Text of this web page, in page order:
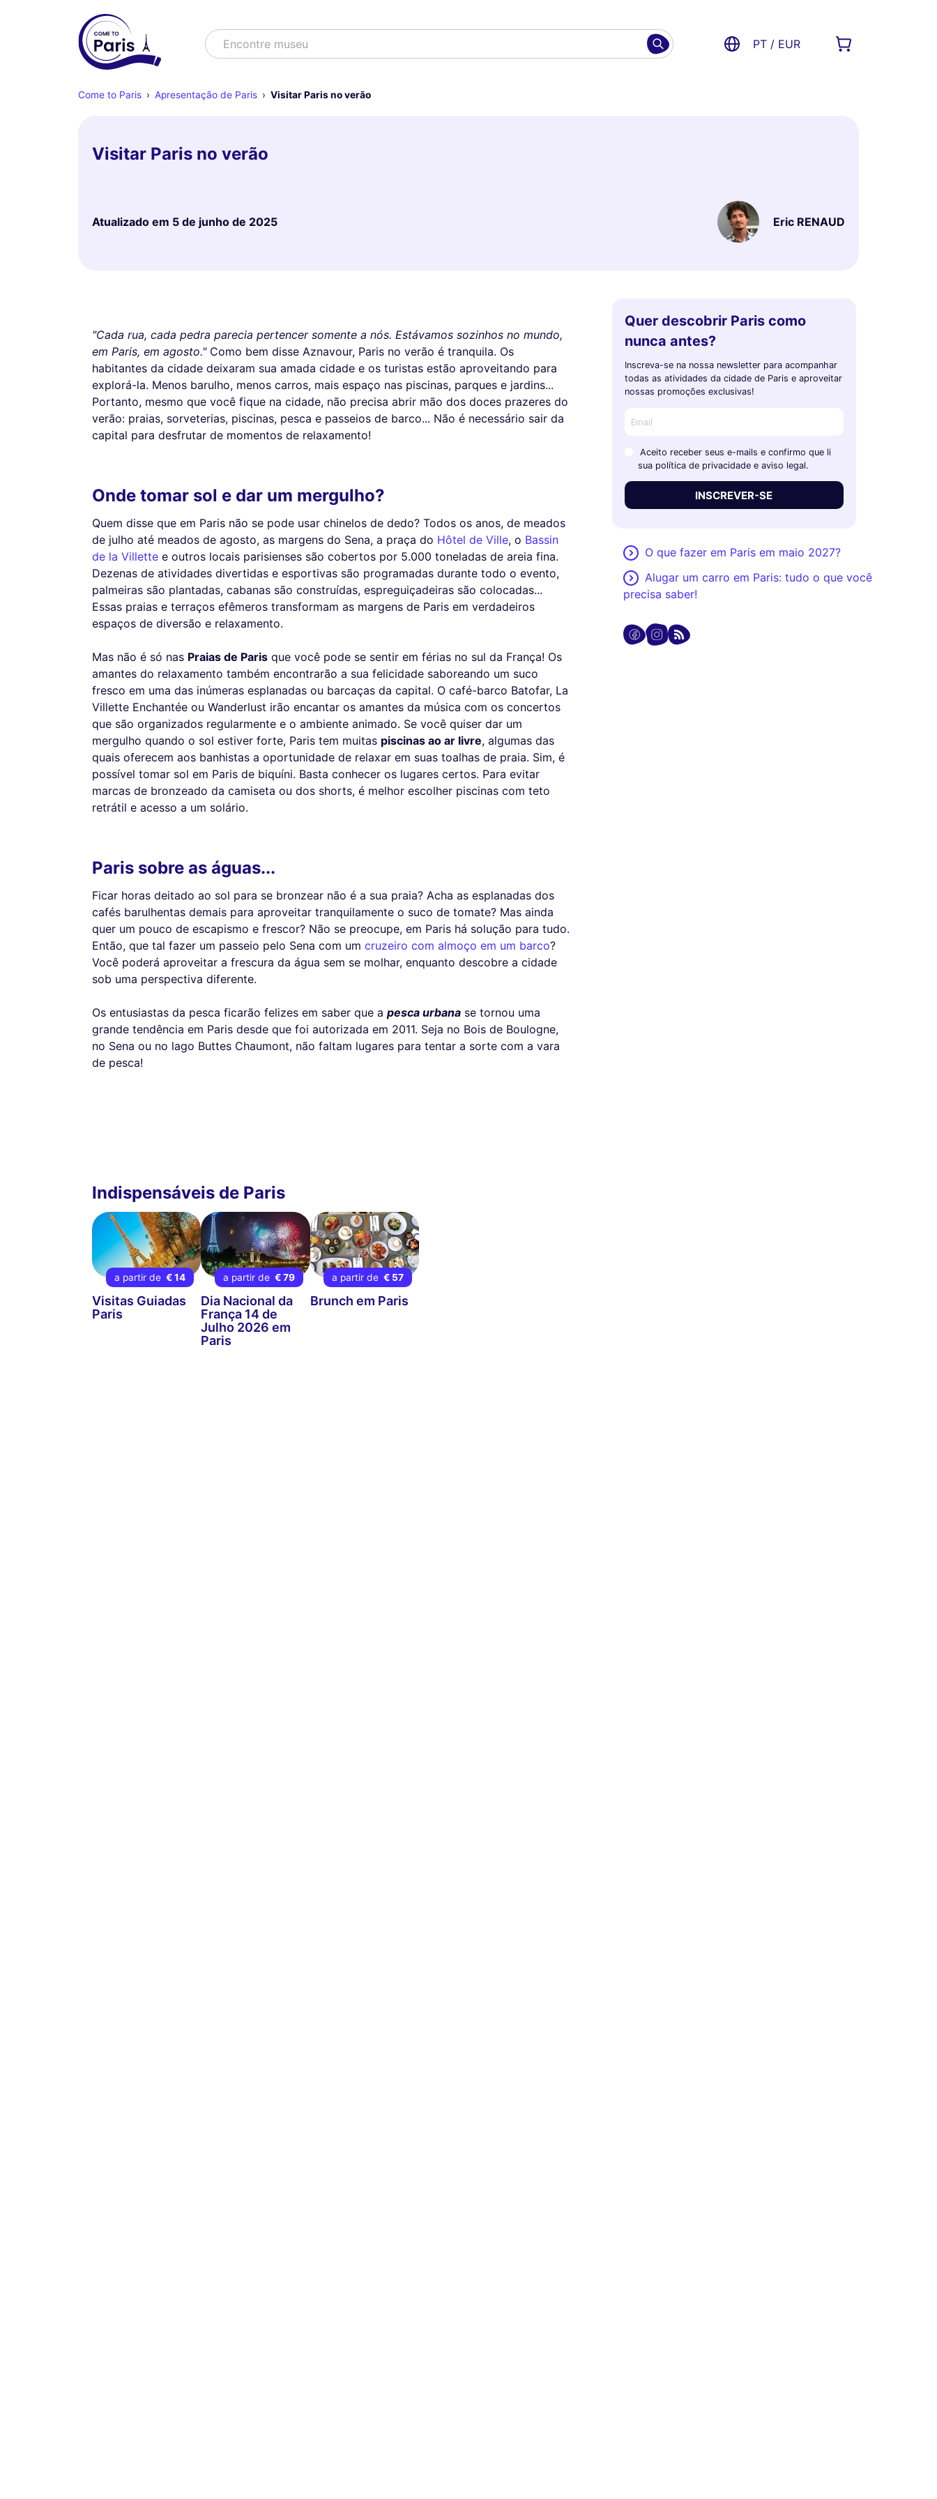
BuscarEncontre museus PT / EUR
Come to Paris Apresentação de Paris Visitar Paris no verão
Visitar Paris no verão
Atualizado em 5 de junho de 2025 Eric RENAUD
"Cada rua, cada pedra parecia pertencer somente a nós. Estávamos sozinhos no mundo,
em Paris, em agosto."Como bem disse Aznavour, Paris no verão é tranquila. Os
habitantes da cidade deixaram sua amada cidade e os turistas estão aproveitando para
explorá-la. Menos barulho, menos carros, mais espaço nas piscinas, parques e jardins...
Portanto, mesmo que você fique na cidade, não precisa abrir mão dos doces prazeres do
verão: praias, sorveterias, piscinas, pesca e passeios de barco... Não é necessário sair da
capital para desfrutar de momentos de relaxamento!
Onde tomar sol e dar um mergulho?
Quem disse que em Paris não se pode usar chinelos de dedo? Todos os anos, de meados
de julho até meados de agosto, as margens do Sena, a praça do Hôtel de Ville, o Bassin
de la Villette e outros locais parisienses são cobertos por 5.000 toneladas de areia fina.
Dezenas de atividades divertidas e esportivas são programadas durante todo o evento,
palmeiras são plantadas, cabanas são construídas, espreguiçadeiras são colocadas...
Essas praias e terraços efêmeros transformam as margens de Paris em verdadeiros
espaços de diversão e relaxamento.
Mas não é só nas Praias de Paris que você pode se sentir em férias no sul da França! Os
amantes do relaxamento também encontrarão a sua felicidade saboreando um suco
fresco em uma das inúmeras esplanadas ou barcaças da capital. O café-barco Batofar, La
Villette Enchantée ou Wanderlust irão encantar os amantes da música com os concertos
que são organizados regularmente e o ambiente animado. Se você quiser dar um
mergulho quando o sol estiver forte, Paris tem muitas piscinas ao ar livre, algumas das
quais oferecem aos banhistas a oportunidade de relaxar em suas toalhas de praia. Sim, é
possível tomar sol em Paris de biquíni. Basta conhecer os lugares certos. Para evitar
marcas de bronzeado da camiseta ou dos shorts, é melhor escolher piscinas com teto
retrátil e acesso a um solário.
Paris sobre as águas...
Ficar horas deitado ao sol para se bronzear não é a sua praia? Acha as esplanadas dos
cafés barulhentas demais para aproveitar tranquilamente o suco de tomate? Mas ainda
quer um pouco de escapismo e frescor? Não se preocupe, em Paris há solução para tudo.
Então, que tal fazer um passeio pelo Sena com um cruzeiro com almoço em um barco?
Você poderá aproveitar a frescura da água sem se molhar, enquanto descobre a cidade
sob uma perspectiva diferente.
Os entusiastas da pesca ficarão felizes em saber que a pesca urbana se tornou uma
grande tendência em Paris desde que foi autorizada em 2011. Seja no Bois de Boulogne,
no Sena ou no lago Buttes Chaumont, não faltam lugares para tentar a sorte com a vara
de pesca!
Indispensáveis de Paris
a partir de € 14
Visitas Guiadas
Paris
a partir de € 79
Dia Nacional da
França 14 de
Julho 2026 em
Paris
a partir de € 57
Brunch em Paris
Quer descobrir Paris como
nunca antes?
Inscreva-se na nossa newsletter para acompanhar
todas as atividades da cidade de Paris e aproveitar
nossas promoções exclusivas!
Aceito receber seus e-mails e confirmo que li
sua política de privacidade e aviso legal.
INSCREVER-SE
O que fazer em Paris em maio 2027?
Alugar um carro em Paris: tudo o que você
precisa saber!